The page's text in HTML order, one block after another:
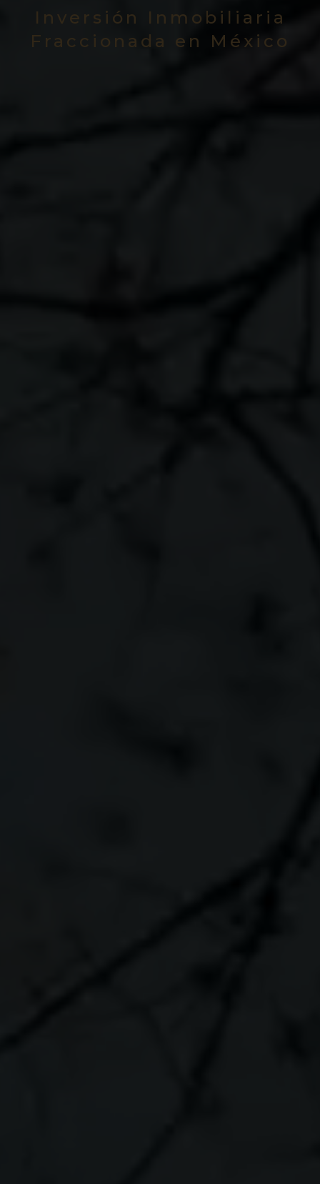
Inversión Inmobiliaria
Fraccionada en México